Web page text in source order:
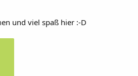
und viel spaß hier :-D